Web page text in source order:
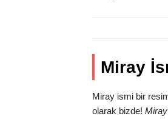
Miray
Miray ismi bir
olarak bizde!